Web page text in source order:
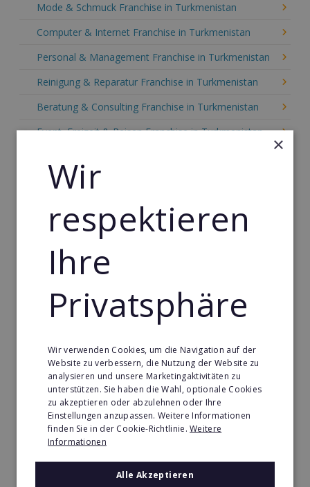
Mode & Schmuck Franchise in Turkmenistan
Computer & Internet Franchise in Turkmenistan
Personal & Management Franchise in Turkmenistan
Reinigung & Reparatur Franchise in Turkmenistan
Beratung & Consulting Franchise in Turkmenistan
Event, Freizeit & Reisen Franchise in Turkmenistan
Gebäude & Haustechnik Franchise in Turkmenistan
Handwerk Franchise in Turkmenistan
Dienstleistungsfranchise in Turkmenistan
Telekommunikation Franchise in Turkmenistan
Turkmenistan
Sport Franchise in Turkmenistan
Kaffee & Café Franchise in Turkmenistan
Tier- & Zoobedarf Franchise in Turkmenistan
Immobilien Franchise in Turkmenistan
Kinder & Erziehung Franchise in Turkmenistan
Kosmetik Franchise in Turkmenistan
Lebensmittel Franchise in Turkmenistan
×
Wir
respektieren
Ihre
Privatsphäre
Wir verwenden Cookies, um die Navigation auf der
Website zu verbessern, die Nutzung der Website zu
analysieren und unsere Marketingaktivitäten zu
unterstützen. Sie haben die Wahl, optionale Cookies
zu akzeptieren oder abzulehnen oder Ihre
Einstellungen anzupassen. Weitere Informationen
finden Sie in der Cookie-Richtlinie.Weitere
Informationen
Alle Akzeptieren